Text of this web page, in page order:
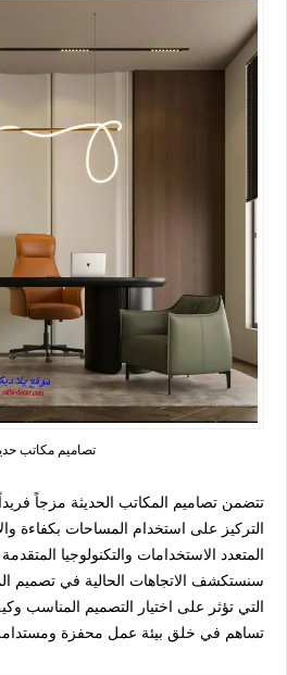
تصاميم مكاتب
تتضمن تصاميم المكاتب الحديثة مزجاً
التركيز على استخدام المساحات بكفاءة
المتعدد الاستخدامات والتكنولوجيا
سنستكشف الاتجاهات الحالية في تصميم
التي تؤثر على اختيار التصميم المناسب
تساهم في خلق بيئة عمل محفزة